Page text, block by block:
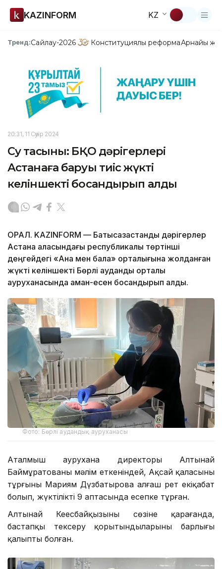
KAZINFORM KZ
Тренд:Сайлау-2026 Конституциялық реформаАрнайы
20:31, 11 Сәуір 2024
Су тасқыны: БҚО дәрігерлері
Астанаға баруы тиіс жүкті
келіншекті босандырып алды
ОРАЛ. KAZINFORM — Батысқазақстандық дәрігерлер
Астана қаласындағы республикалық төртінші
деңгейдегі «Ана мен бала» орталығына жолданған
жүкті келіншекті Бөрлі аудандық орталық
ауруханасында аман-есен босандырып алды.
Фото: Бөрлі аудандық ауруханасы
Аталмыш аурухана директоры Алтынай
Баймұратованың мәлім еткеніндей, Ақсай қаласының
тұрғыны Мариям Дүзбатырова алғаш рет екіқабат
болып, жүктіліктің 9 аптасында есепке тұрған.
Алтынай Кеңесбайқызының сөзіне қарағанда,
бастапқы тексеру қорытындыларының барлығы
қалыпты болған.